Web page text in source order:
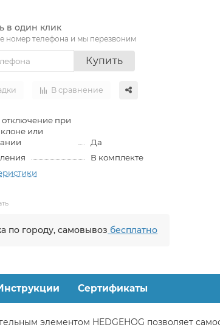
в один клик
номер телефона и мы перезвоним
Купить
В сравнение
при
или
Да
В комплекте
по городу, самовывоз бесплатно
Сертификаты
элементом HEDGEHOG позволяет